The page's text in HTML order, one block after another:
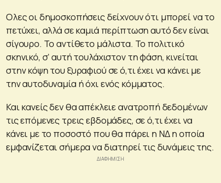
Ολες οι δημοσκοπήσεις δείχνουν ότι μπορεί να το
πετύχει, αλλά σε καμιά περίπτωση αυτό δεν είναι
σίγουρο. Το αντίθετο μάλιστα. Το πολιτικό
σκηνικό, σ’ αυτή τουλάχιστον τη φάση, κινείται
στην κόψη του ξυραφιού σε ό,τι έχει να κάνει με
την αυτοδυναμία ή όχι ενός κόμματος.
Και κανείς δεν θα απέκλειε ανατροπή δεδομένων
τις επόμενες τρεις εβδομάδες, σε ό,τι έχει να
κάνει με το ποσοστό που θα πάρει η ΝΔ η οποία
εμφανίζεται σήμερα να διατηρεί τις δυνάμεις της.